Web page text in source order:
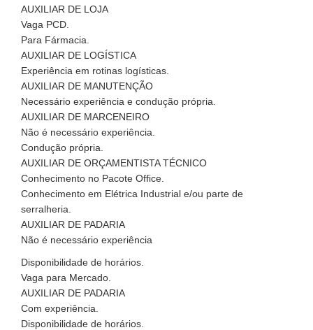
AUXILIAR DE LOJA
Vaga PCD.
Para Fármacia.
AUXILIAR DE LOGÍSTICA
Experiência em rotinas logísticas.
AUXILIAR DE MANUTENÇÃO
Necessário experiência e condução própria.
AUXILIAR DE MARCENEIRO
Não é necessário experiência.
Condução própria.
AUXILIAR DE ORÇAMENTISTA TÉCNICO
Conhecimento no Pacote Office.
Conhecimento em Elétrica Industrial e/ou parte de
serralheria.
AUXILIAR DE PADARIA
Não é necessário experiência
Disponibilidade de horários.
Vaga para Mercado.
AUXILIAR DE PADARIA
Com experiência.
Disponibilidade de horários.